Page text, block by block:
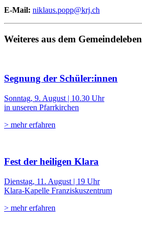
E-Mail: niklaus.popp@krj.ch
Weiteres aus dem Gemeindeleben
Segnung der Schüler:innen
Sonntag, 9. August | 10.30 Uhr
in unseren Pfarrkirchen
> mehr erfahren
Fest der heiligen Klara
Dienstag, 11. August | 19 Uhr
Klara-Kapelle Franziskuszentrum
> mehr erfahren